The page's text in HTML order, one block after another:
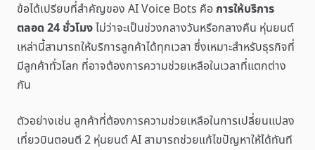
ข้อได้เปรียบที่สำคัญของ AI Voice Bots คือ การให้บริการ
ตลอด 24 ชั่วโมงไม่ว่าจะเป็นช่วงกลางวันหรือกลางคืน หุ่นยนต์
เหล่านี้สามารถให้บริการลูกค้าได้ทุกเวลา ซึ่งเหมาะสำหรับธุรกิจที่
มีลูกค้าทั่วโลก ที่อาจต้องการความช่วยเหลือในเวลาที่แตกต่าง
กัน
ตัวอย่างเช่น ลูกค้าที่ต้องการความช่วยเหลือในการเปลี่ยนแปลง
เที่ยวบินตอนตี 2 หุ่นยนต์ AI สามารถช่วยแก้ไขปัญหาให้ได้ทันที